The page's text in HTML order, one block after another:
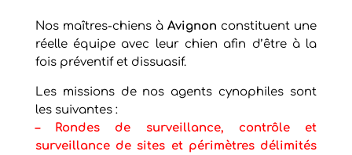
Nos maîtres-chiens àAvignon constituent une
réelle équipe avec leur chien afin d’être à la
fois préventif et dissuasif.
Les missions de nos agents cynophiles sont
les suivantes :
– Rondes de surveillance, contrôle et
surveillance de sites et périmètres délimités